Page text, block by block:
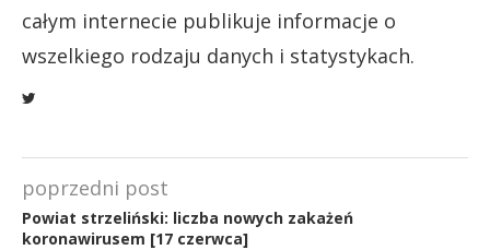
całym internecie publikuje informacje o
wszelkiego rodzaju danych i statystykach.
poprzedni post
Powiat strzeliński: liczba nowych zakażeń
koronawirusem [17 czerwca]